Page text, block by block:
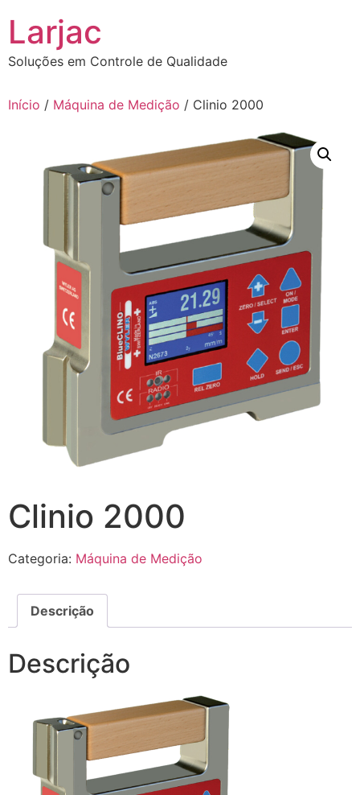
conteúdo
Larjac
Soluções em Controle de Qualidade
Início / Máquina de Medição / Clinio 2000
Clinio 2000
Categoria: Máquina de Medição
Descrição
Descrição